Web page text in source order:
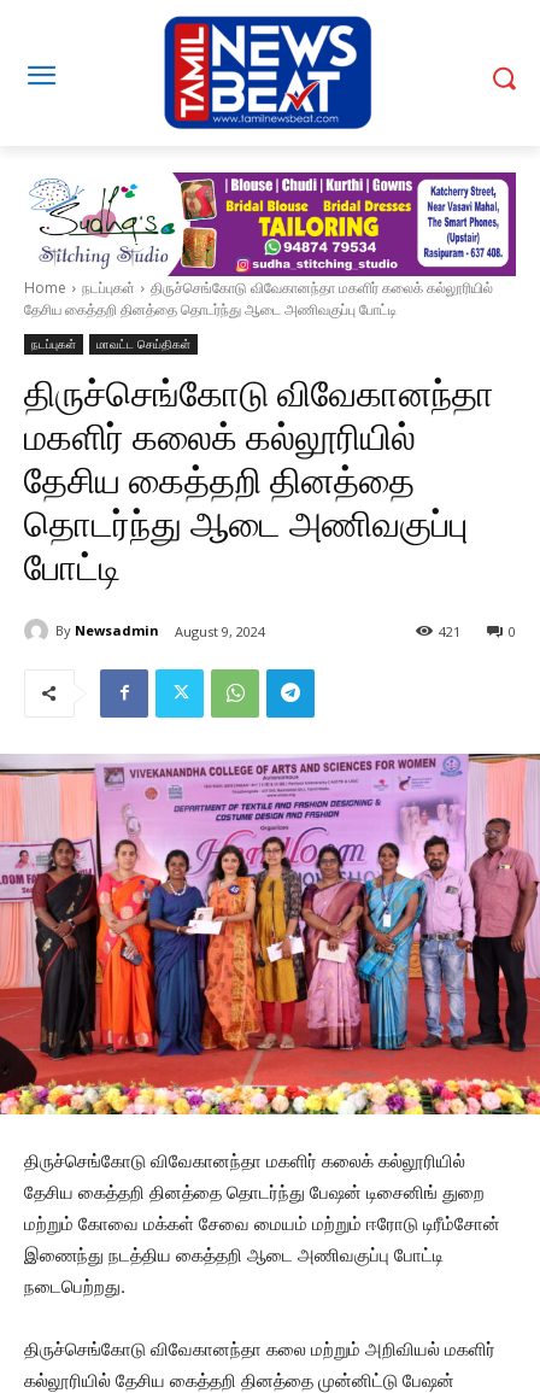
Home நடப்புகள்
திருச்செங்கோடு விவேகானந்தா மகளிர் கலைக் கல்லூரியில்
தேசிய கைத்தறி தினத்தை தொடர்ந்து ஆடை அணிவகுப்பு போட்டி
நடப்புகள் மாவட்ட செய்திகள்
திருச்செங்கோடு விவேகானந்தா
மகளிர் கலைக் கல்லூரியில்
தேசிய கைத்தறி தினத்தை
தொடர்ந்து ஆடை அணிவகுப்பு
போட்டி
By Newsadmin August 9, 2024 0
421
திருச்செங்கோடு விவேகானந்தா மகளிர் கலைக் கல்லூரியில்
தேசிய கைத்தறி தினத்தை தொடர்ந்து பேஷன் டிசைனிங் துறை
மற்றும் கோவை மக்கள் சேவை மையம் மற்றும் ஈரோடு டிரீம்சோன்
இணைந்து நடத்திய கைத்தறி ஆடை அணிவகுப்பு போட்டி
நடைபெற்றது.
திருச்செங்கோடு விவேகானந்தா கலை மற்றும் அறிவியல் மகளிர்
கல்லூரியில் தேசிய கைத்தறி தினத்தை முன்னிட்டு பேஷன்